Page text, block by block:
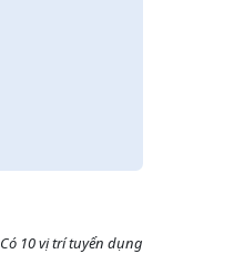
Có 10 vị trí tuyển dụng